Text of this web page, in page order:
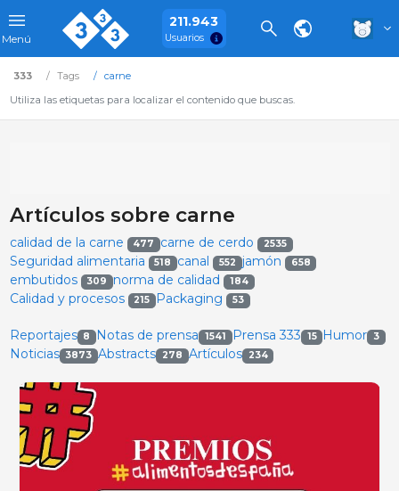
Menú
211.943
Usuarios
333 Tags
carne
Utiliza las etiquetas para localizar el contenido que buscas.
Artículos sobre carne
calidad de la carne 477 carne de cerdo 2535
Seguridad alimentaria 518 canal 552 jamón 658
embutidos 309 norma de calidad 184
Calidad y procesos 215 Packaging 53
Reportajes 8 Notas de prensa 1541 Prensa 333 15 Humor 3
Noticias 3873 Abstracts 278 Artículos 234